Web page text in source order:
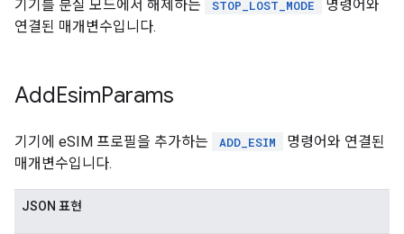
기기를 분실 모드에서 해제하는 STOP_LOST_MODE
명령어와
연결된 매개변수입니다.
AddEsimParams
기기에 eSIM 프로필을 추가하는 ADD_ESIM
명령어와 연결된
매개변수입니다.
JSON 표현